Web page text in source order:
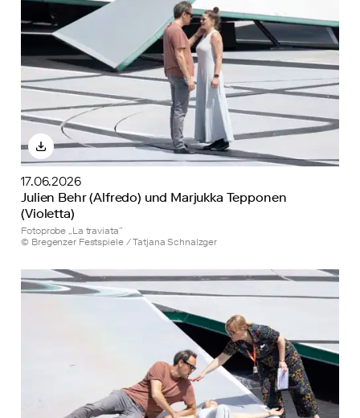
17.06.2026
Julien Behr (Alfredo) und Marjukka Tepponen
(Violetta)
Fotoprobe „La traviata”
© Bregenzer Festspiele / Tatjana Schnalzger